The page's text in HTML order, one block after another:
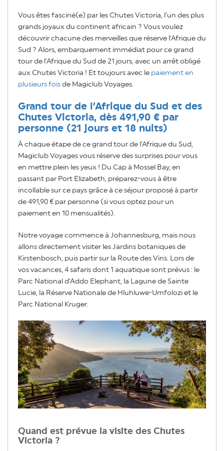
Vous êtes fasciné(e) par les Chutes Victoria, l’un des plus
grands joyaux du continent africain ? Vous voulez
découvrir chacune des merveilles que réserve l’Afrique du
Sud ? Alors, embarquement immédiat pour ce grand
tour de l’Afrique du Sud de 21 jours, avec un arrêt obligé
aux Chutes Victoria ! Et toujours avec le paiement en
plusieurs foisde Magiclub Voyages.
Grand tour de l’Afrique du Sud et des
Chutes Victoria, dès 491,90 € par
personne (21 jours et 18 nuits)
À chaque étape de ce grand tour de l’Afrique du Sud,
Magiclub Voyages vous réserve des surprises pour vous
en mettre plein les yeux ! Du Cap à Mossel Bay, en
passant par Port Elizabeth, préparez-vous à être
incollable sur ce pays grâce à ce séjour proposé à partir
de 491,90 € par personne (si vous optez pour un
paiement en 10 mensualités).
Notre voyage commence à Johannesburg, mais nous
allons directement visiter les Jardins botaniques de
Kirstenbosch, puis partir sur la Route des Vins. Lors de
vos vacances, 4 safaris dont 1 aquatique sont prévus : le
Parc National d’Addo Elephant, la Lagune de Sainte
Lucie, la Réserve Nationale de Hluhluwe-Umfolozi et le
Parc National Kruger.
Quand est prévue la visite des Chutes
Victoria ?